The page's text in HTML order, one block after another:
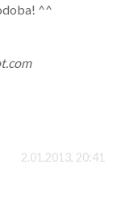
^^
2.01.2013, 20:41